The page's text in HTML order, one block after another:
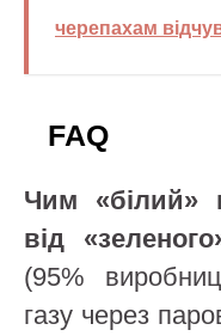
черепахам
FAQ
Чим «білий»
від
(95%
газу через